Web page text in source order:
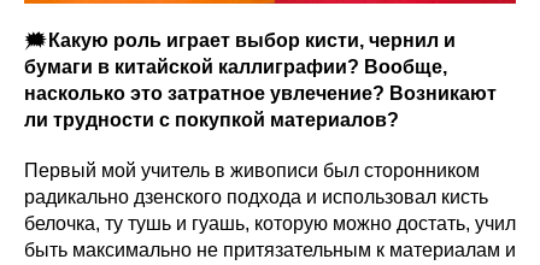
🗯 Какую роль играет выбор кисти, чернил и
бумаги в китайской каллиграфии? Вообще,
насколько это затратное увлечение? Возникают
ли трудности с покупкой материалов?
Первый мой учитель в живописи был сторонником
радикально дзенского подхода и использовал кисть
белочка, ту тушь и гуашь, которую можно достать, учил
быть максимально не притязательным к материалам и